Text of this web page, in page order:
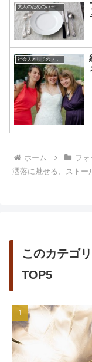
大人のためのパーティー・マナー
社会人としてのマナー
ホーム フ
洒落に魅せる、ストー
このカテゴ
TOP5